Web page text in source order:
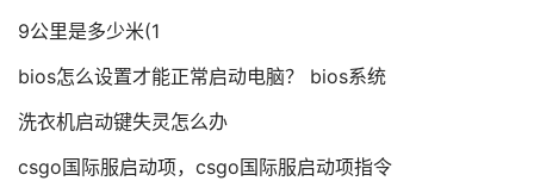
9公里是多少米(1
bios怎么设置才能正常启动电脑？ bios系统
洗衣机启动键失灵怎么办
csgo国际服启动项，csgo国际服启动项指令